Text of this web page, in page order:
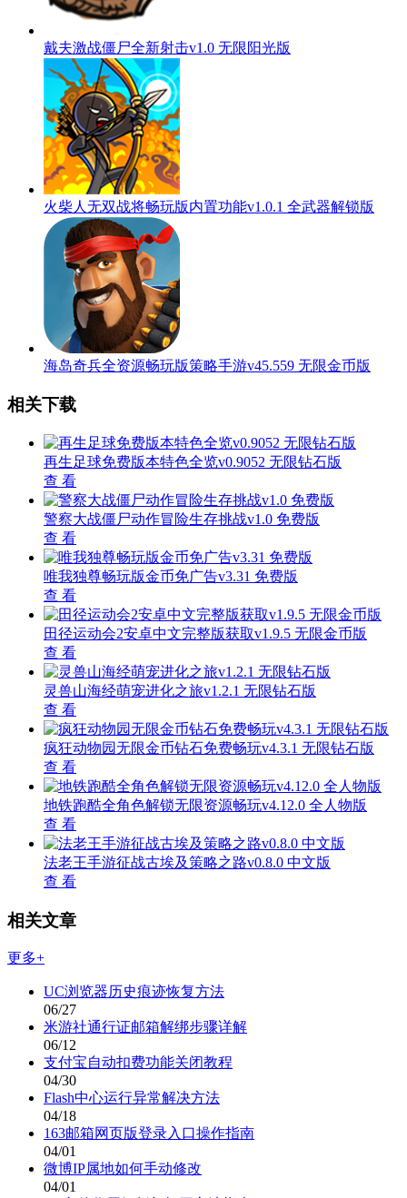
戴夫激战僵尸全新射击v1.0 无限阳光版
火柴人无双战将畅玩版内置功能v1.0.1 全武器解锁版
海岛奇兵全资源畅玩版策略手游v45.559 无限金币版
相关下载
再生足球免费版本特色全览v0.9052 无限钻石版
查 看
警察大战僵尸动作冒险生存挑战v1.0 免费版
查 看
唯我独尊畅玩版金币免广告v3.31 免费版
查 看
田径运动会2安卓中文完整版获取v1.9.5 无限金币版
查 看
灵兽山海经萌宠进化之旅v1.2.1 无限钻石版
查 看
疯狂动物园无限金币钻石免费畅玩v4.3.1 无限钻石版
查 看
地铁跑酷全角色解锁无限资源畅玩v4.12.0 全人物版
查 看
法老王手游征战古埃及策略之路v0.8.0 中文版
查 看
相关文章
更多+
UC浏览器历史痕迹恢复方法
06/27
米游社通行证邮箱解绑步骤详解
06/12
支付宝自动扣费功能关闭教程
04/30
Flash中心运行异常解决方法
04/18
163邮箱网页版登录入口操作指南
04/01
微博IP属地如何手动修改
04/01